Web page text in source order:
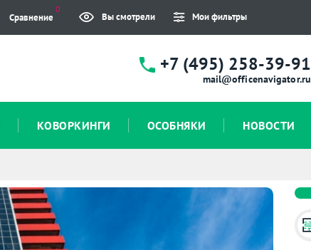
Сравнение
0
Вы смотрели Мои фильтры
+7 (495) 258-39-91
mail@officenavigator.ru
КОВОРКИНГИ ОСОБНЯКИ НОВОСТИ